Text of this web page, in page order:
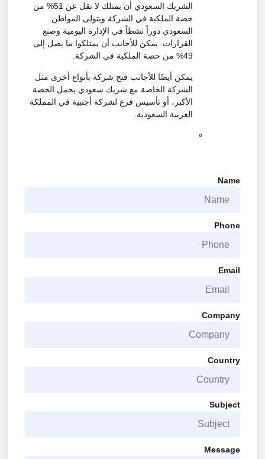
الشريك السعودي أن يمتلك لا تقل عن 51% من
حصة الملكية في الشركة ويتولى المواطن
السعودي دوراً نشطاً في الإدارة اليومية وصنع
القرارات. يمكن للأجانب أن يمتلكوا ما يصل إلى
49% من حصة الملكية في الشركة.
يمكن أيضًا للأجانب فتح شركة بأنواع أخرى مثل
الشركة الخاصة مع شريك سعودي يحمل الحصة
الأكبر، أو تأسيس فرع لشركة أجنبية في المملكة
العربية السعودية.
Name
Phone
Email
Company
Country
Subject
Message